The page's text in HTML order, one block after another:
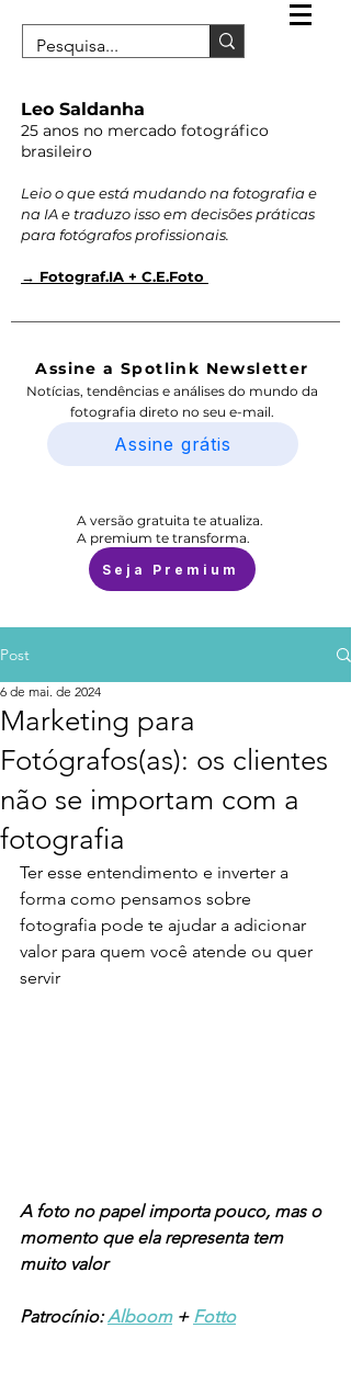
Leo Saldanha
25 anos no mercado fotográfico
brasileiro
Leio o que está mudando na fotografia e
na IA e traduzo isso em decisões práticas
para fotógrafos profissionais.
→ Fotograf.IA + C.E.Foto
Assine a Spotlink Newsletter
Notícias, tendências e análises do mundo da
fotografia direto no seu e-mail.
Assine grátis
A versão gratuita te atualiza.
A premium te transforma.
Seja Premium
Post
Marketing para
Fotógrafos(as): os clientes
não se importam com a
fotografia
6 de mai. de 2024
Ter esse entendimento e inverter a
forma como pensamos sobre
fotografia pode te ajudar a adicionar
valor para quem você atende ou quer
servir
A foto no papel importa pouco, mas o
momento que ela representa tem
muito valor
Patrocínio: Alboom + Fotto